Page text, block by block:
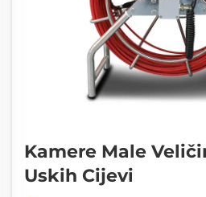
Kamere Male
Uskih Cijevi